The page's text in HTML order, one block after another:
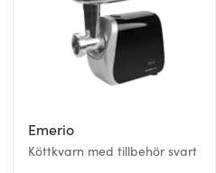
Emerio
Köttkvarn med tillbehör svart